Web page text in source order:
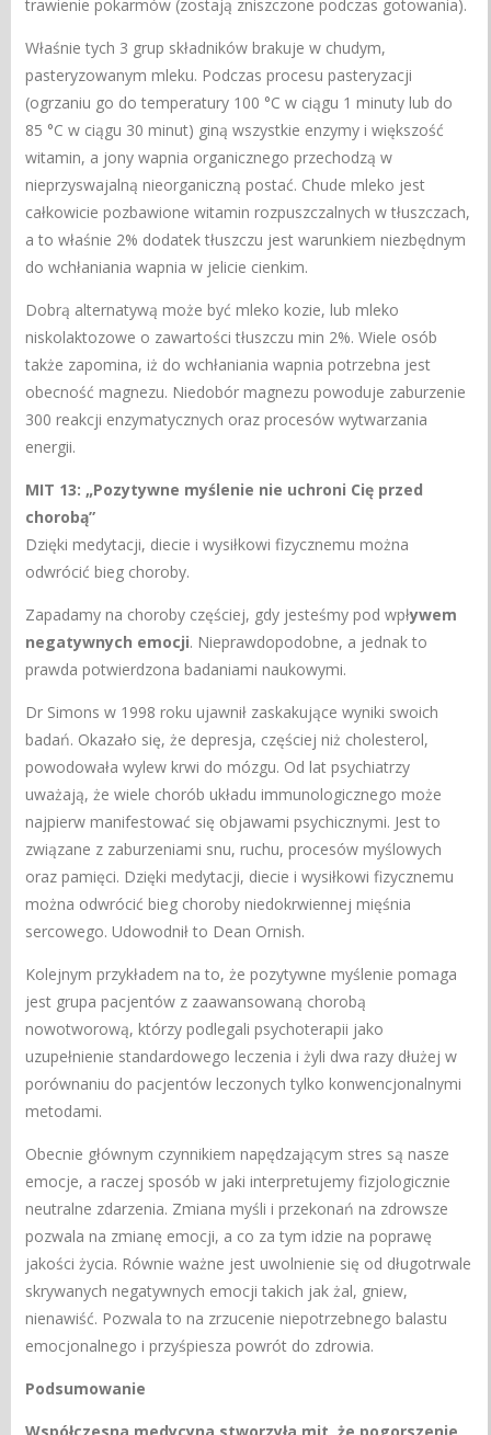
trawienie pokarmów (zostają zniszczone podczas gotowania).
Właśnie tych 3 grup składników brakuje w chudym,
pasteryzowanym mleku. Podczas procesu pasteryzacji
(ogrzaniu go do temperatury 100 °C w ciągu 1 minuty lub do
85 °C w ciągu 30 minut) giną wszystkie enzymy i większość
witamin, a jony wapnia organicznego przechodzą w
nieprzyswajalną nieorganiczną postać. Chude mleko jest
całkowicie pozbawione witamin rozpuszczalnych w tłuszczach,
a to właśnie 2% dodatek tłuszczu jest warunkiem niezbędnym
do wchłaniania wapnia w jelicie cienkim.
Dobrą alternatywą może być mleko kozie, lub mleko
niskolaktozowe o zawartości tłuszczu min 2%. Wiele osób
także zapomina, iż do wchłaniania wapnia potrzebna jest
obecność magnezu. Niedobór magnezu powoduje zaburzenie
300 reakcji enzymatycznych oraz procesów wytwarzania
energii.
MIT 13: „Pozytywne myślenie nie uchroni Cię przed
chorobą”
Dzięki medytacji, diecie i wysiłkowi fizycznemu można
odwrócić bieg choroby.
Zapadamy na choroby częściej, gdy jesteśmy pod wpływem
negatywnych emocji. Nieprawdopodobne, a jednak to
prawda potwierdzona badaniami naukowymi.
Dr Simons w 1998 roku ujawnił zaskakujące wyniki swoich
badań. Okazało się, że depresja, częściej niż cholesterol,
powodowała wylew krwi do mózgu. Od lat psychiatrzy
uważają, że wiele chorób układu immunologicznego może
najpierw manifestować się objawami psychicznymi. Jest to
związane z zaburzeniami snu, ruchu, procesów myślowych
oraz pamięci. Dzięki medytacji, diecie i wysiłkowi fizycznemu
można odwrócić bieg choroby niedokrwiennej mięśnia
sercowego. Udowodnił to Dean Ornish.
Kolejnym przykładem na to, że pozytywne myślenie pomaga
jest grupa pacjentów z zaawansowaną chorobą
nowotworową, którzy podlegali psychoterapii jako
uzupełnienie standardowego leczenia i żyli dwa razy dłużej w
porównaniu do pacjentów leczonych tylko konwencjonalnymi
metodami.
Obecnie głównym czynnikiem napędzającym stres są nasze
emocje, a raczej sposób w jaki interpretujemy fizjologicznie
neutralne zdarzenia. Zmiana myśli i przekonań na zdrowsze
pozwala na zmianę emocji, a co za tym idzie na poprawę
jakości życia. Równie ważne jest uwolnienie się od długotrwale
skrywanych negatywnych emocji takich jak żal, gniew,
nienawiść. Pozwala to na zrzucenie niepotrzebnego balastu
emocjonalnego i przyśpiesza powrót do zdrowia.
Podsumowanie